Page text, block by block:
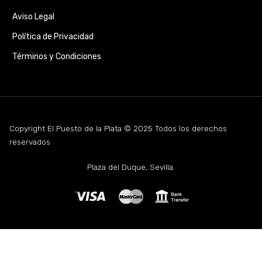
Aviso Legal
Política de Privacidad
Términos y Condiciones
Copyright El Puesto de la Plata © 2025 Todos los derechos
reservados
Plaza del Duque, Sevilla.